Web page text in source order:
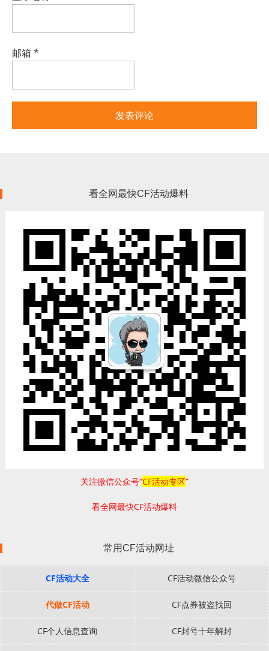
邮箱 *
看全网最快CF活动爆料
关注微信公众号“CF活动专区”
看全网最快CF活动爆料
常用CF活动网址
CF活动大全 CF活动微信公众号
代做CF活动 CF点券被盗找回
CF个人信息查询 CF封号十年解封